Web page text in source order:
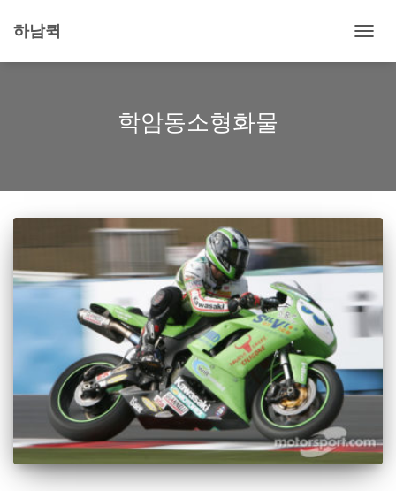
하남퀵
비
학암동소형화물